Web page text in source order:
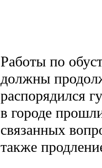
Работы по
должны
распорядился
в городе
связанных
также